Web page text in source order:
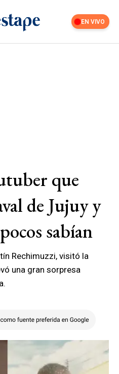
EN VIVO
que
de Jujuy y
sabían
Rechimuzzi, visitó la
una gran sorpresa